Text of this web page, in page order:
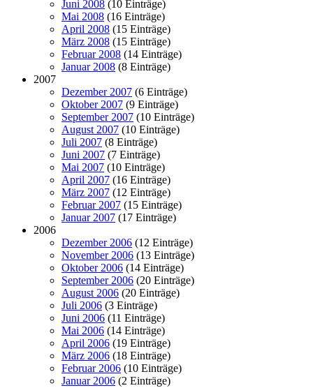
Juni 2008 (10 Einträge)
Mai 2008 (16 Einträge)
April 2008 (15 Einträge)
März 2008 (15 Einträge)
Februar 2008 (14 Einträge)
Januar 2008 (8 Einträge)
2007
Dezember 2007 (6 Einträge)
Oktober 2007 (9 Einträge)
September 2007 (10 Einträge)
August 2007 (10 Einträge)
Juli 2007 (8 Einträge)
Juni 2007 (7 Einträge)
Mai 2007 (10 Einträge)
April 2007 (16 Einträge)
März 2007 (12 Einträge)
Februar 2007 (15 Einträge)
Januar 2007 (17 Einträge)
2006
Dezember 2006 (12 Einträge)
November 2006 (13 Einträge)
Oktober 2006 (14 Einträge)
September 2006 (20 Einträge)
August 2006 (20 Einträge)
Juli 2006 (3 Einträge)
Juni 2006 (11 Einträge)
Mai 2006 (14 Einträge)
April 2006 (19 Einträge)
März 2006 (18 Einträge)
Februar 2006 (10 Einträge)
Januar 2006 (2 Einträge)